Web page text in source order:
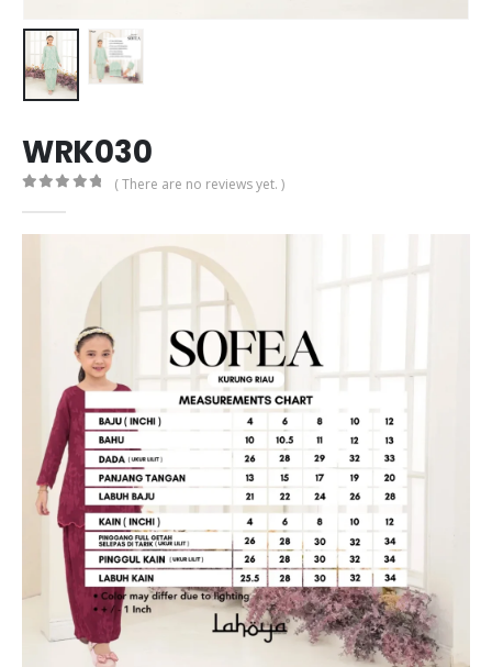
WRK030
( There are no reviews yet. )